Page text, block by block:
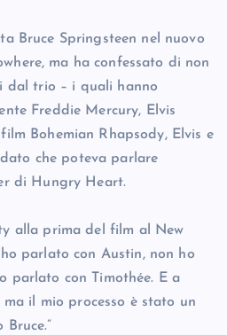
Bruce Springsteen nel nuovo
ma ha confessato di non
dal trio – i quali hanno
Freddie Mercury, Elvis
Bohemian Rhapsody, Elvis e
che poteva parlare
di Hungry Heart.
alla prima del film al New
parlato con Austin, non ho
parlato con Timothée. E a
il mio processo è stato un
Bruce.”